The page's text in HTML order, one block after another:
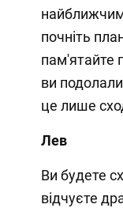
почніть
пам'ятайте
ви
це лише
Лев
Ви будете
відчуєте